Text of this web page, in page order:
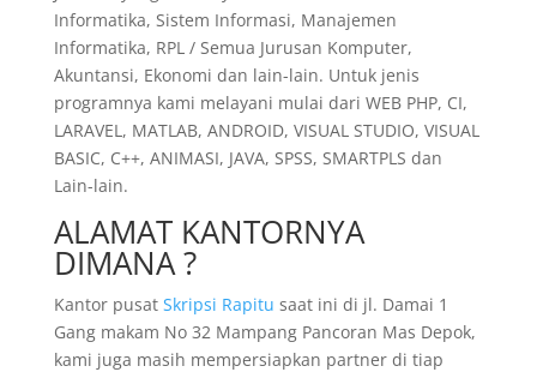
Informatika, Sistem Informasi, Manajemen
Informatika, RPL / Semua Jurusan Komputer,
Akuntansi, Ekonomi dan lain-lain. Untuk jenis
programnya kami melayani mulai dari WEB PHP, CI,
LARAVEL, MATLAB, ANDROID, VISUAL STUDIO, VISUAL
BASIC, C++, ANIMASI, JAVA, SPSS, SMARTPLS dan
Lain-lain.
ALAMAT KANTORNYA
DIMANA ?
Kantor pusat Skripsi Rapitu saat ini di jl. Damai 1
Gang makam No 32 Mampang Pancoran Mas Depok,
kami juga masih mempersiapkan partner di tiap